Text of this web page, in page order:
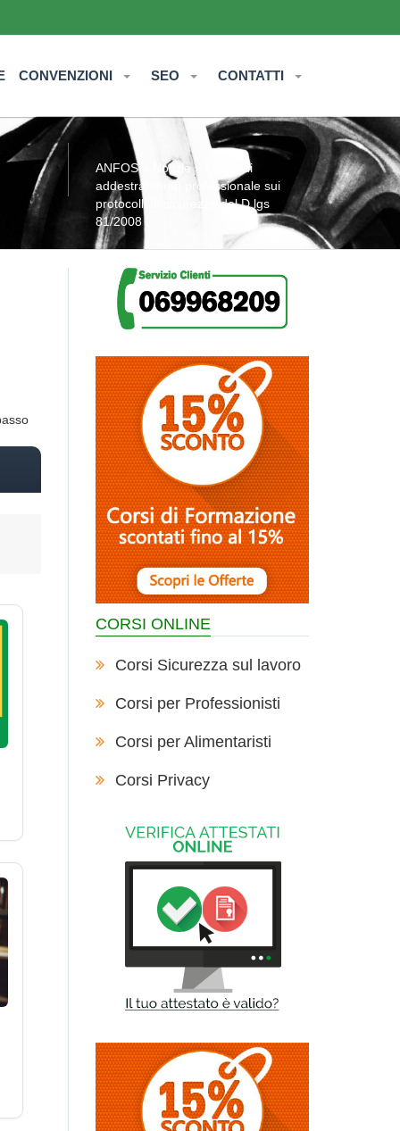
CONVENZIONI SEO CONTATTI
ANFOS» Notizie» Corso di
addestramento professionale sui
protocolli di sicurezza del D.lgs
81/2008
CORSI ONLINE
Corsi Sicurezza sul lavoro
Corsi per Professionisti
Corsi per Alimentaristi
Corsi Privacy